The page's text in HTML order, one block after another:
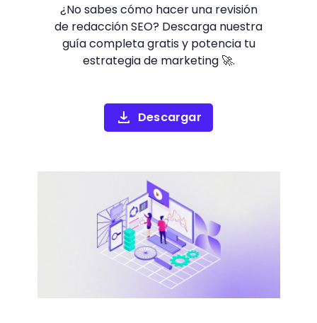
¿No sabes cómo hacer una revisión
de redacción SEO? Descarga nuestra
guía completa gratis y potencia tu
estrategia de marketing 🚀.
Descargar